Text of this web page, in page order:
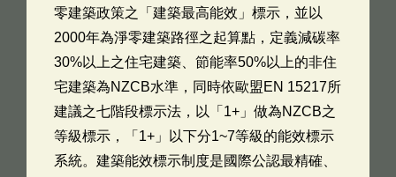
零建築政策之「建築最高能效」標示，並以
2000年為淨零建築路徑之起算點，定義減碳率
30%以上之住宅建築、節能率50%以上的非住
宅建築為NZCB水準，同時依歐盟EN 15217所
建議之七階段標示法，以「1+」做為NZCB之
等級標示，「1+」以下分1~7等級的能效標示
系統。建築能效標示制度是國際公認最精確、